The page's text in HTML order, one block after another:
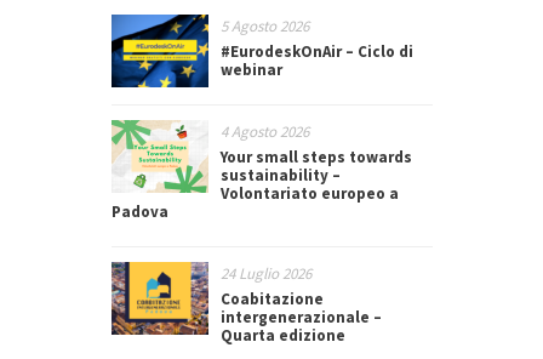
5 Agosto 2026
#EurodeskOnAir – Ciclo di
webinar
4 Agosto 2026
Your small steps towards
sustainability –
Volontariato europeo a
Padova
24 Luglio 2026
Coabitazione
intergenerazionale –
Quarta edizione